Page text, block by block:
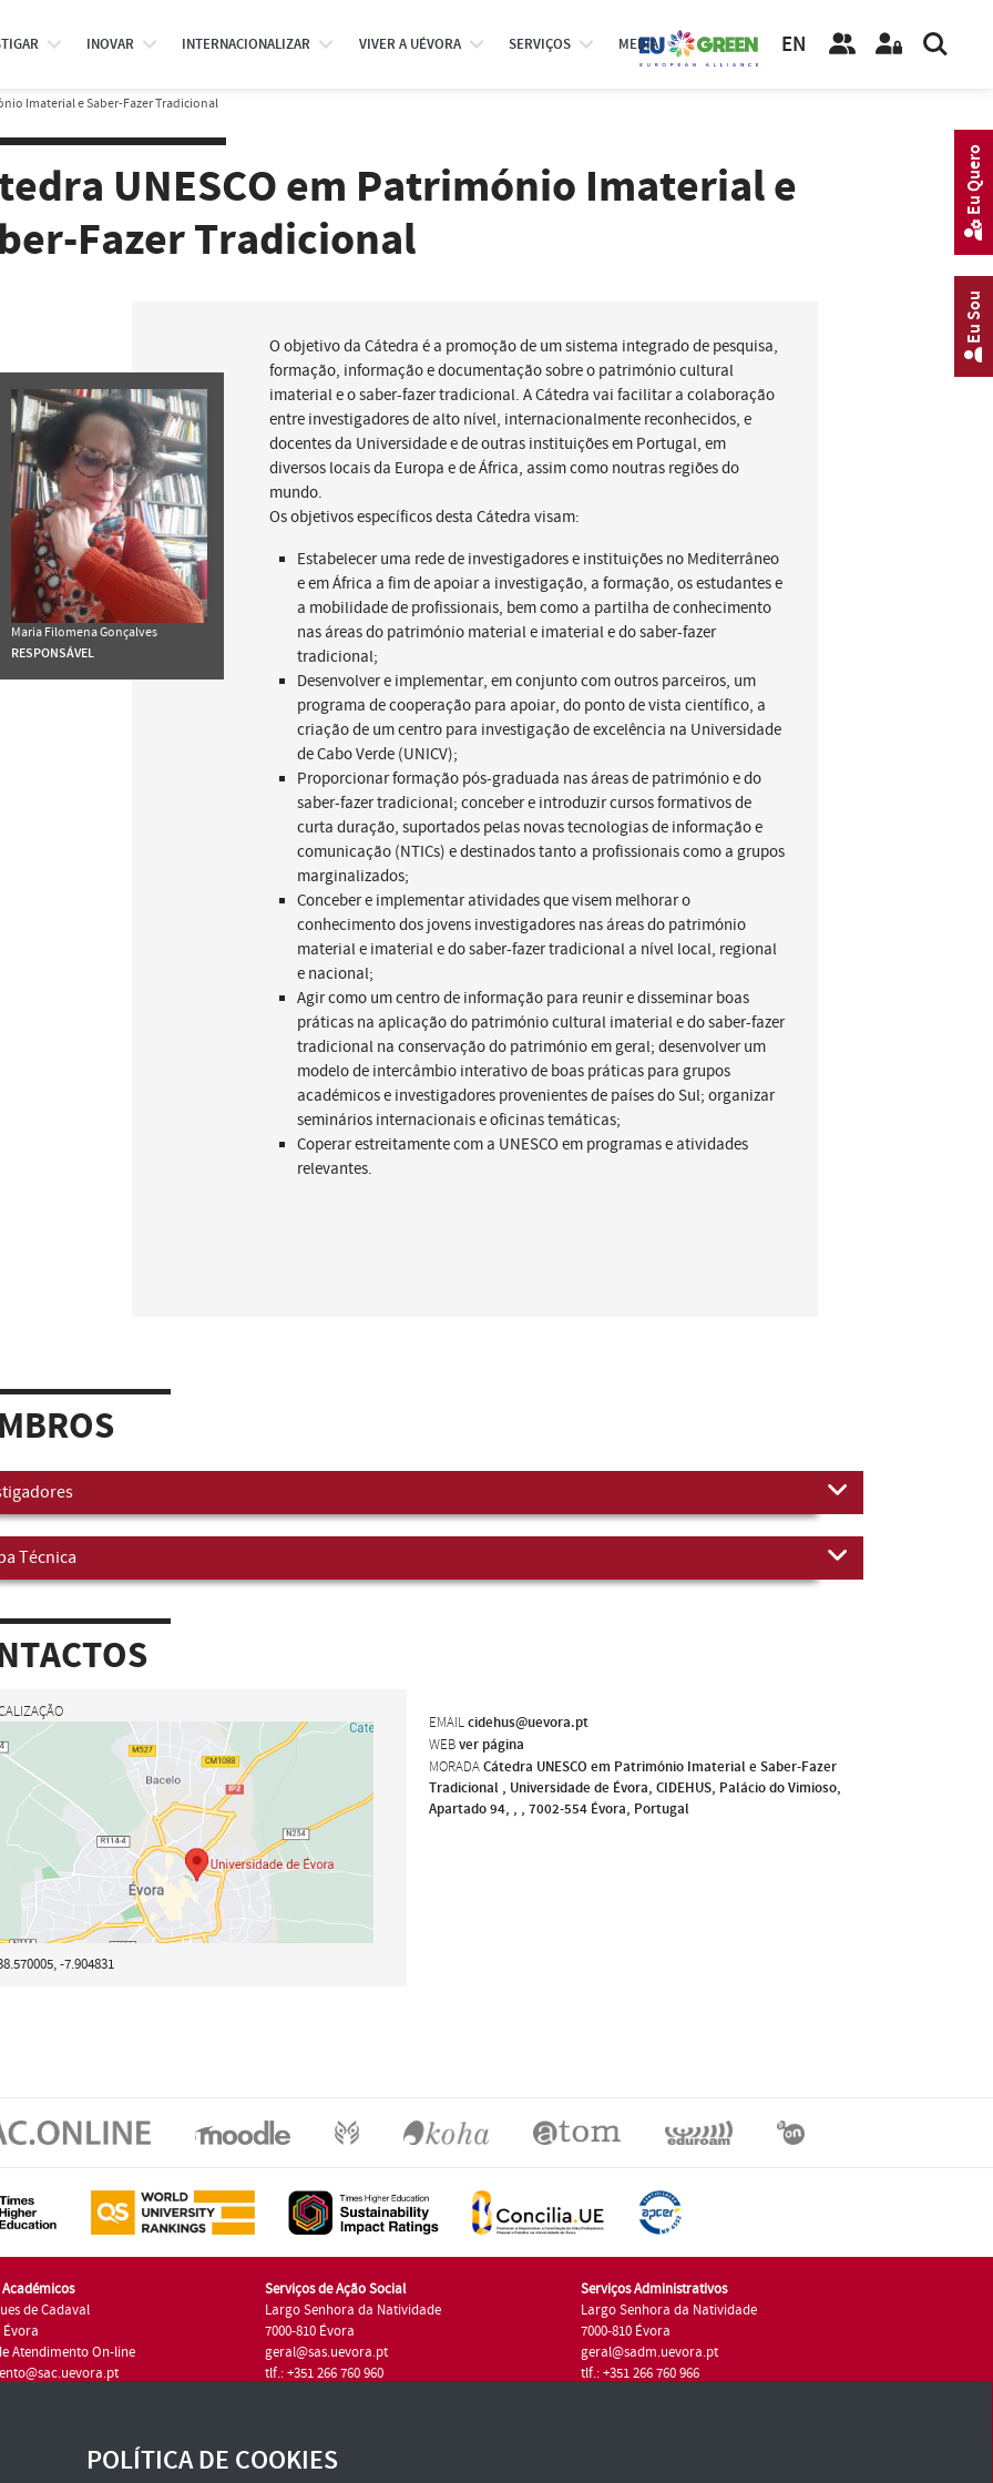
INOVAR INTERNACIONALIZAR VIVER A UÉVORA SERVIÇOS MEDIA EN
Imaterial e Saber-Fazer Tradicional
UNESCO em Património Imaterial e
Fazer Tradicional
Maria Filomena Gonçalves
RESPONSÁVEL
O objetivo da Cátedra é a promoção de um sistema integrado de pesquisa,
formação, informação e documentação sobre o património cultural
imaterial e o saber-fazer tradicional. A Cátedra vai facilitar a colaboração
entre investigadores de alto nível, internacionalmente reconhecidos, e
docentes da Universidade e de outras instituições em Portugal, em
diversos locais da Europa e de África, assim como noutras regiões do
mundo.
Os objetivos específicos desta Cátedra visam:
Estabelecer uma rede de investigadores e instituições no Mediterrâneo
e em África a fim de apoiar a investigação, a formação, os estudantes e
a mobilidade de profissionais, bem como a partilha de conhecimento
nas áreas do património material e imaterial e do saber-fazer
tradicional;
Desenvolver e implementar, em conjunto com outros parceiros, um
programa de cooperação para apoiar, do ponto de vista científico, a
criação de um centro para investigação de excelência na Universidade
de Cabo Verde (UNICV);
Proporcionar formação pós-graduada nas áreas de património e do
saber-fazer tradicional; conceber e introduzir cursos formativos de
curta duração, suportados pelas novas tecnologias de informação e
comunicação (NTICs) e destinados tanto a profissionais como a grupos
marginalizados;
Conceber e implementar atividades que visem melhorar o
conhecimento dos jovens investigadores nas áreas do património
material e imaterial e do saber-fazer tradicional a nível local, regional
e nacional;
Agir como um centro de informação para reunir e disseminar boas
práticas na aplicação do património cultural imaterial e do saber-fazer
tradicional na conservação do património em geral; desenvolver um
modelo de intercâmbio interativo de boas práticas para grupos
académicos e investigadores provenientes de países do Sul; organizar
seminários internacionais e oficinas temáticas;
Coperar estreitamente com a UNESCO em programas e atividades
relevantes.
Técnica
-7.904831
EMAIL cidehus@uevora.pt
WEB ver página
MORADA Cátedra UNESCO em Património Imaterial e Saber-Fazer
Tradicional , Universidade de Évora, CIDEHUS, Palácio do Vimioso,
Apartado 94, , , 7002-554 Évora, Portugal
de Cadaval
Évora
Atendimento On-line
Serviços de Ação Social
Largo Senhora da Natividade
7000-810 Évora
geral@sas.uevora.pt
tlf.: +351 266 760 960
Serviços Administrativos
Largo Senhora da Natividade
7000-810 Évora
geral@sadm.uevora.pt
tlf.: +351 266 760 966
Eu Sou
Eu Quero
POLÍTICA DE COOKIES